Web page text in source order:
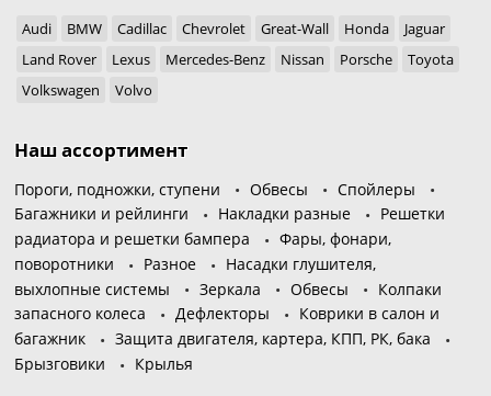
Audi BMW Cadillac Chevrolet Great-Wall Honda
Jaguar
Land Rover
Lexus Mercedes-Benz Nissan Porsche
Toyota
Volkswagen
Volvo
Наш ассортимент
Пороги, подножки, ступени Обвесы
Спойлеры
Багажники и рейлинги
Накладки разные
Решетки
радиатора и решетки бампера
Фары, фонари,
поворотники
Разное
Насадки глушителя,
выхлопные системы
Зеркала Обвесы
Колпаки
запасного колеса
Дефлекторы
Коврики в салон и
багажник
Защита двигателя, картера, КПП, РК, бака
Брызговики
Крылья